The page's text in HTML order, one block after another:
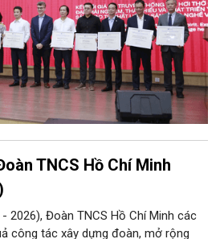
TNCS Hồ Chí Minh
2026), Đoàn TNCS Hồ Chí Minh các
công tác xây dựng đoàn, mở rộng